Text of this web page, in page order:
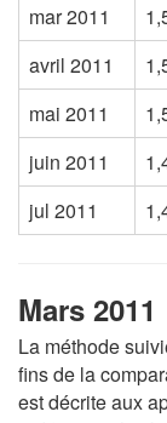
mar 2011
avril 2011
mai 2011
juin 2011
jul 2011
Mars 2011
La méthode
fins de la
est décrite aux